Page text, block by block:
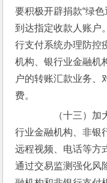
要积极开辟捐款“绿
到达指定收款人账户
行支付系统办理防控
机构、银行业金融机
户的转账汇款业务、
费。
（十三）加大
行业金融机构、非银
远程视频、电话等方
通过交易监测强化风